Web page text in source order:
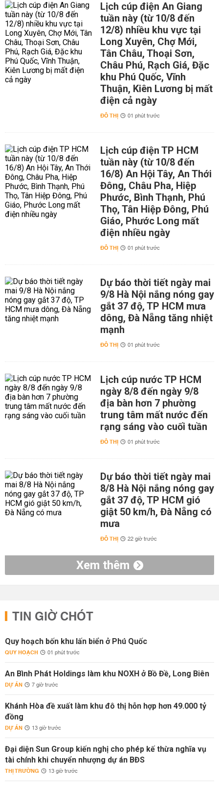
Lịch cúp điện An Giang
tuần này (từ 10/8 đến
12/8) nhiều khu vực tại
Long Xuyên, Chợ Mới,
Tân Châu, Thoại Sơn,
Châu Phú, Rạch Giá, Đặc
khu Phú Quốc, Vĩnh
Thuận, Kiên Lương bị mất
điện cả ngày
ĐÔ THỊ 01 phút trước
Lịch cúp điện TP HCM
tuần này (từ 10/8 đến
16/8) An Hội Tây, An Thới
Đông, Châu Pha, Hiệp
Phước, Bình Thạnh, Phú
Thọ, Tân Hiệp Đông, Phú
Giáo, Phước Long mất
điện nhiều ngày
ĐÔ THỊ 01 phút trước
Dự báo thời tiết ngày mai
9/8 Hà Nội nắng nóng gay
gắt 37 độ, TP HCM mưa
dông, Đà Nẵng tăng nhiệt
mạnh
ĐÔ THỊ 01 phút trước
Lịch cúp nước TP HCM
ngày 8/8 đến ngày 9/8
địa bàn hơn 7 phường
trung tâm mất nước đến
rạng sáng vào cuối tuần
ĐÔ THỊ 01 phút trước
Dự báo thời tiết ngày mai
8/8 Hà Nội nắng nóng gay
gắt 37 độ, TP HCM gió
giật 50 km/h, Đà Nẵng có
mưa
ĐÔ THỊ 22 giờ trước
Xem thêm
TIN GIỜ CHÓT
Quy hoạch bốn khu lấn biển ở Phú Quốc
QUY HOẠCH 01 phút trước
An Bình Phát Holdings làm khu NOXH ở Bồ Đề, Long Biên
DỰ ÁN 7 giờ trước
Khánh Hòa đề xuất làm khu đô thị hỗn hợp hơn 49.000 tỷ
đồng
DỰ ÁN 13 giờ trước
Đại diện Sun Group kiến nghị cho phép kế thừa nghĩa vụ
tài chính khi chuyển nhượng dự án BĐS
THỊ TRƯỜNG 13 giờ trước